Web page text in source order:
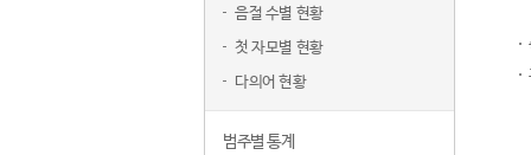
음절 수별 현황
첫 자모별 현황
다의어 현황
범주별 통계